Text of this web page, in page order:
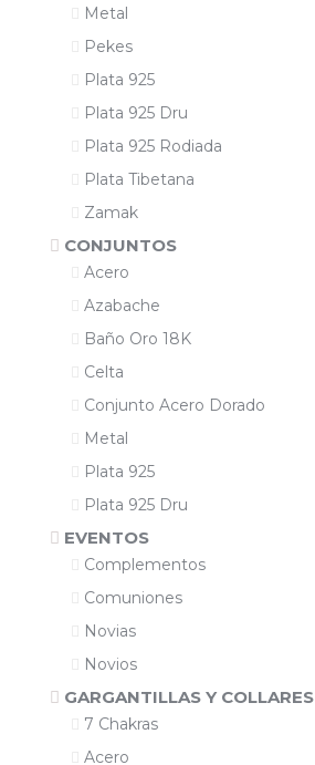
Metal
Pekes
Plata 925
Plata 925 Dru
Plata 925 Rodiada
Plata Tibetana
Zamak
CONJUNTOS
Acero
Azabache
Baño Oro 18K
Celta
Conjunto Acero Dorado
Metal
Plata 925
Plata 925 Dru
EVENTOS
Complementos
Comuniones
Novias
Novios
GARGANTILLAS Y COLLARES
7 Chakras
Acero